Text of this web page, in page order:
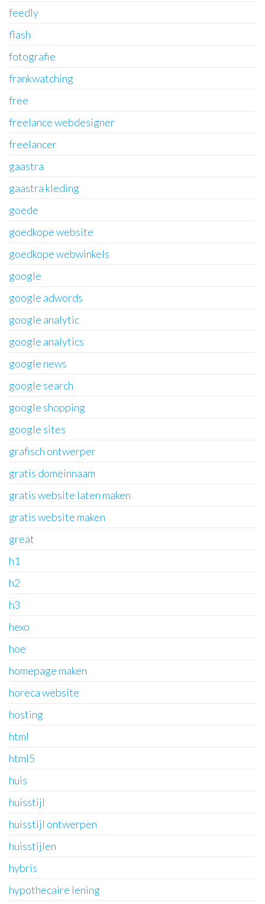
feedly
flash
fotografie
frankwatching
free
freelance webdesigner
freelancer
gaastra
gaastra kleding
goede
goedkope website
goedkope webwinkels
google
google adwords
google analytic
google analytics
google news
google search
google shopping
google sites
grafisch ontwerper
gratis domeinnaam
gratis website laten maken
gratis website maken
great
h1
h2
h3
hexo
hoe
homepage maken
horeca website
hosting
html
html5
huis
huisstijl
huisstijl ontwerpen
huisstijlen
hybris
hypothecaire lening